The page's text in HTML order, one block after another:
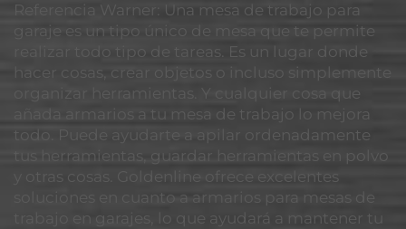
Referencia Warner: Una mesa de trabajo para
garaje es un tipo único de mesa que te permite
realizar todo tipo de tareas. Es un lugar donde
hacer cosas, crear objetos o incluso simplemente
organizar herramientas. Y cualquier cosa que
añada armarios a tu mesa de trabajo lo mejora
todo. Puede ayudarte a apilar ordenadamente
tus herramientas, guardar herramientas en polvo
y otras cosas. Goldenline ofrece excelentes
soluciones en cuanto a armarios para mesas de
trabajo en garajes, lo que ayudará a mantener tu